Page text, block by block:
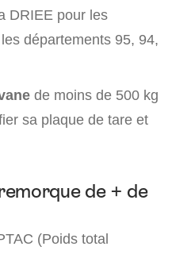
DRIEE pour les
départements 95, 94,
de moins de 500 kg
sa plaque de tare et
de + de
(Poids total